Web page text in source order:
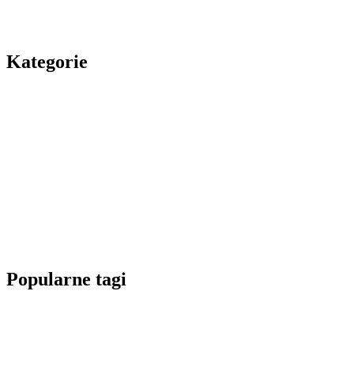
Kategorie
Popularne tagi